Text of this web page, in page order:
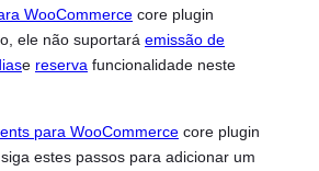
WooCommerce core plugin
ele não suportará emissão de
e reserva funcionalidade neste
para WooCommerce core plugin
estes passos para adicionar um